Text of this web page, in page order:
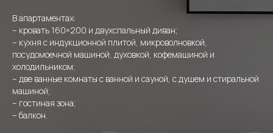
В апартаментах:
– кровать 160×200 и двухспальный диван;
– кухня с индукционной плитой, микроволновкой,
посудомоечной машиной, духовкой, кофемашиной и
холодильником;
– две ванные комнаты с ванной и сауной, с душем и стиральной
машиной;
– гостиная зона;
– балкон.